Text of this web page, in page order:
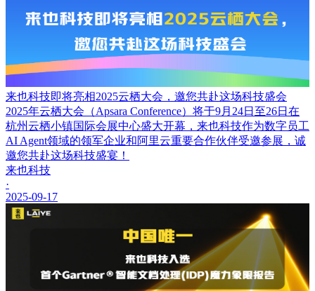
来也科技即将亮相2025云栖大会，邀您共赴这场科技盛会
2025年云栖大会（Apsara Conference）将于9月24日至26日在
杭州云栖小镇国际会展中心盛大开幕，来也科技作为数字员工
AI Agent领域的领军企业和阿里云重要合作伙伴受邀参展，诚
邀您共赴这场科技盛宴！
来也科技
·
2025-09-17